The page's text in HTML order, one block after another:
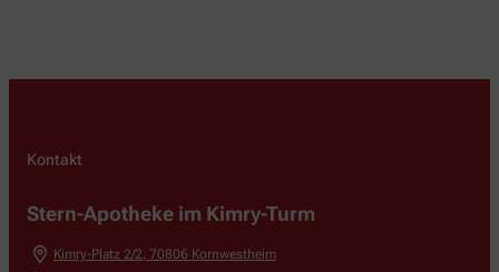
Kontakt
Stern-Apotheke im Kimry-Turm
Kimry-Platz 2/2, 70806 Kornwestheim